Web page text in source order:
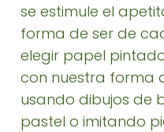
se estimule el
forma de ser de
elegir papel
con nuestra forma
usando dibujos de
pastel o imitando